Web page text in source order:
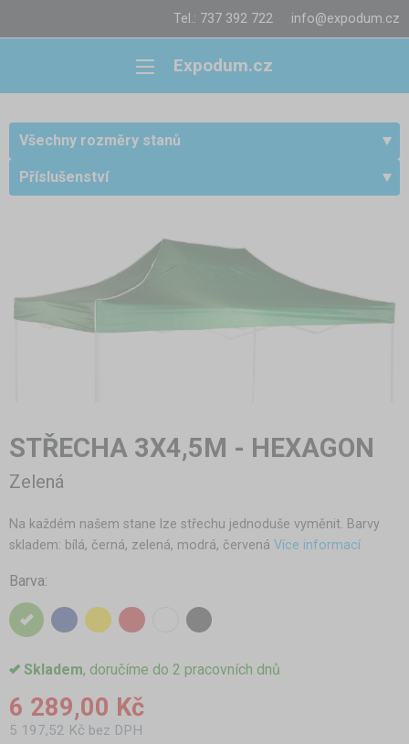
Tel.: 737 392 722 info@expodum.cz
Expodum.cz
Všechny rozměry stanů
Příslušenství
STŘECHA 3X4,5M - HEXAGON
Zelená
Na každém našem stane lze střechu jednoduše vyměnit. Barvy
skladem: bílá, černá, zelená, modrá, červená Více informací
Barva:
Skladem, doručíme do 2 pracovních dnů
6 289,00 Kč
5 197,52 Kč bez DPH